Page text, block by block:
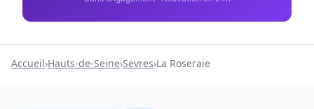
Accueil›Hauts-de-Seine›Sevres›La Roseraie